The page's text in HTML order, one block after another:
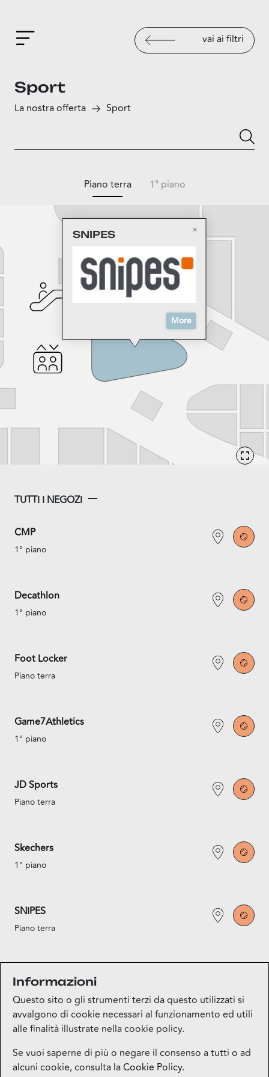
vai ai filtri
Sport
La nostra offerta Sport
SNIPES
More
Piano terra 1° piano
TUTTI I NEGOZI
CMP
1° piano
Decathlon
1° piano
Foot Locker
Piano terra
Game7Athletics
1° piano
JD Sports
Piano terra
Skechers
1° piano
SNIPES
Piano terra
Under Armour
Informazioni
Questo sito o gli strumenti terzi da questo utilizzati si
avvalgono di cookie necessari al funzionamento ed utili
alle finalità illustrate nella cookie policy.
Se vuoi saperne di più o negare il consenso a tutti o ad
alcuni cookie, consulta laCookie Policy.